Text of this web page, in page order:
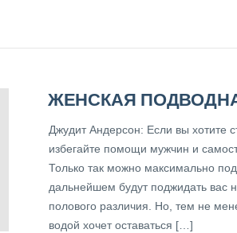
ЖЕНСКАЯ
Джудит Андерсон: Если вы хотите
избегайте помощи мужчин и
Только так можно максимально
дальнейшем будут поджидать вас
полового различия. Но, тем не
водой хочет оставаться […]